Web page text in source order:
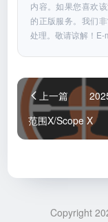
内容。如果您喜欢
的正版服务。我们
处理。敬请谅解！E-
上一篇
范围X/Scope X
Copyright